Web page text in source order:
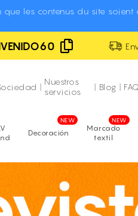
que les contenus du site soient
| Nuestros
servicios
| Blog | FAQ
Decoración
Marcado
textil